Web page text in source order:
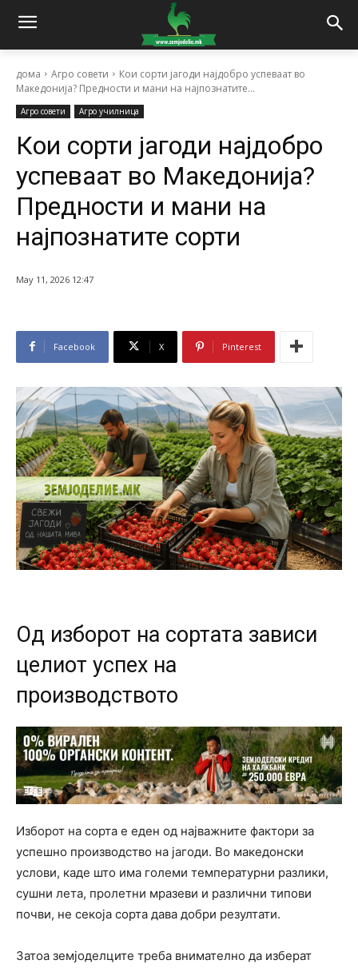
дома Агро совети
Кои сорти јагоди најдобро успеваат во
Македонија? Предности и мани на најпознатите...
Агро совети Агро училница
Кои сорти јагоди најдобро
успеваат во Македонија?
Предности и мани на
најпознатите сорти
May 11, 2026 12:47
Facebook X Pinterest
Од изборот на сортата зависи
целиот успех на
производството
Изборот на сорта е еден од најважните фактори за
успешно производство на јагоди. Во македонски
услови, каде што има големи температурни разлики,
сушни лета, пролетни мразеви и различни типови
почви, не секоја сорта дава добри резултати.
Затоа земјоделците треба внимателно да изберат